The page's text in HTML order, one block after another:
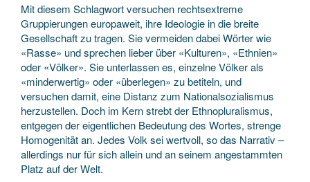
Mit diesem Schlagwort versuchen rechtsextreme
Gruppierungen europaweit, ihre Ideologie in die breite
Gesellschaft zu tragen. Sie vermeiden dabei Wörter wie
«Rasse» und sprechen lieber über «Kulturen», «Ethnien»
oder «Völker». Sie unterlassen es, einzelne Völker als
«minderwertig» oder «überlegen» zu betiteln, und
versuchen damit, eine Distanz zum Nationalsozialismus
herzustellen. Doch im Kern strebt der Ethnopluralismus,
entgegen der eigentlichen Bedeutung des Wortes, strenge
Homogenität an. Jedes Volk sei wertvoll, so das Narrativ –
allerdings nur für sich allein und an seinem angestammten
Platz auf der Welt.